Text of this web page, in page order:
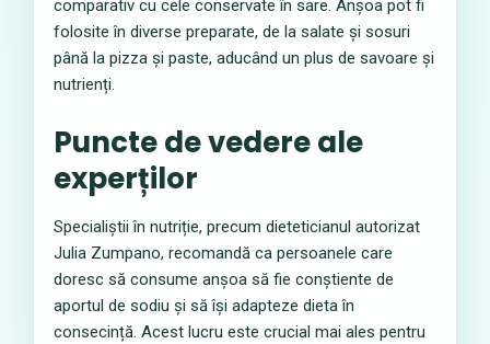
comparativ cu cele conservate în sare. Anșoa pot fi
folosite în diverse preparate, de la salate și sosuri
până la pizza și paste, aducând un plus de savoare și
nutrienți.
Puncte de vedere ale
experților
Specialiștii în nutriție, precum dieteticianul autorizat
Julia Zumpano, recomandă ca persoanele care
doresc să consume anșoa să fie conștiente de
aportul de sodiu și să își adapteze dieta în
consecință. Acest lucru este crucial mai ales pentru